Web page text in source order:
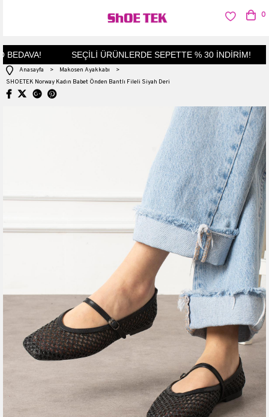
SEÇİLİ ÜRÜNLERDE SEPETTE % 30 İNDİRİM!
0
Anasayfa > Makosen Ayakkabı
>
SHOETEK Norway Kadın Babet Önden Bantlı Fileli Siyah Deri